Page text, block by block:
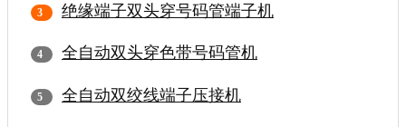
绝缘端子双头穿号码管端子机
全自动双头穿色带号码管机
全自动双绞线端子压接机